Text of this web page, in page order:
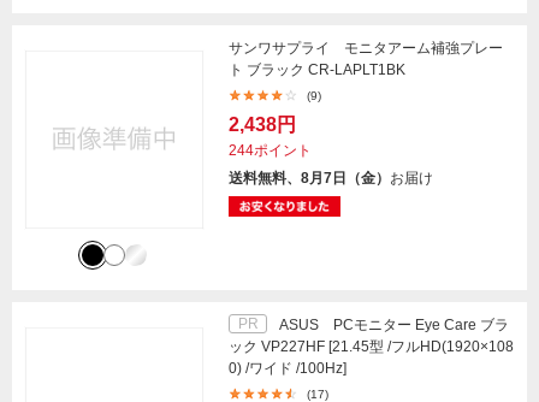
サンワサプライ モニタアーム補強プレー
ト ブラック CR-LAPLT1BK
(9)
2,438円
244ポイント
送料無料、8月7日（金） お届け
PR
ASUS PCモニター Eye Care ブラ
ック VP227HF [21.45型 /フルHD(1920×108
0) /ワイド /100Hz]
(17)